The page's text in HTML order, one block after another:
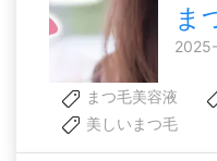
ま
まつ毛美容液
美しいまつ毛